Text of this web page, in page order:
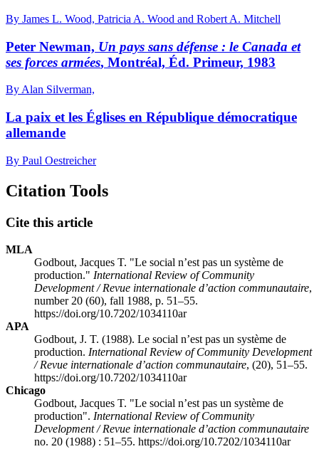
By James L. Wood, Patricia A. Wood and Robert A. Mitchell
Peter Newman, Un pays sans défense : le Canada et
ses forces armées, Montréal, Éd. Primeur, 1983
By Alan Silverman,
La paix et les Églises en République démocratique
allemande
By Paul Oestreicher
Citation Tools
Cite this article
MLA
Godbout, Jacques T. "Le social n’est pas un système de
production." International Review of Community
Development / Revue internationale d’action communautaire,
number 20 (60), fall 1988, p. 51–55.
https://doi.org/10.7202/1034110ar
APA
Godbout, J. T. (1988). Le social n’est pas un système de
production. International Review of Community Development
/ Revue internationale d’action communautaire, (20), 51–55.
https://doi.org/10.7202/1034110ar
Chicago
Godbout, Jacques T. "Le social n’est pas un système de
production". International Review of Community
Development / Revue internationale d’action communautaire
no. 20 (1988) : 51–55. https://doi.org/10.7202/1034110ar